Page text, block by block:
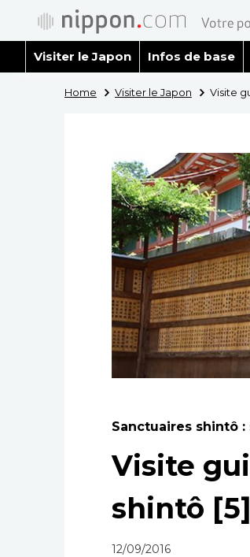
Visiter le Japon Infos de base
Home Visiter le Japon Visite
Sanctuaires shintô
Visite
shintô
12/09/2016